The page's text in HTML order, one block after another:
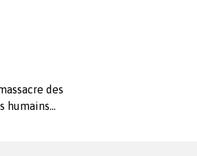
des
humains...